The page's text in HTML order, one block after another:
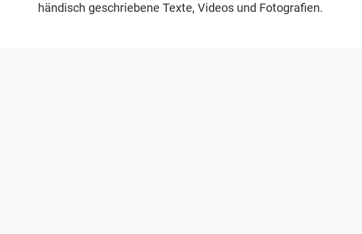
händisch geschriebene Texte, Videos und Fotografien.